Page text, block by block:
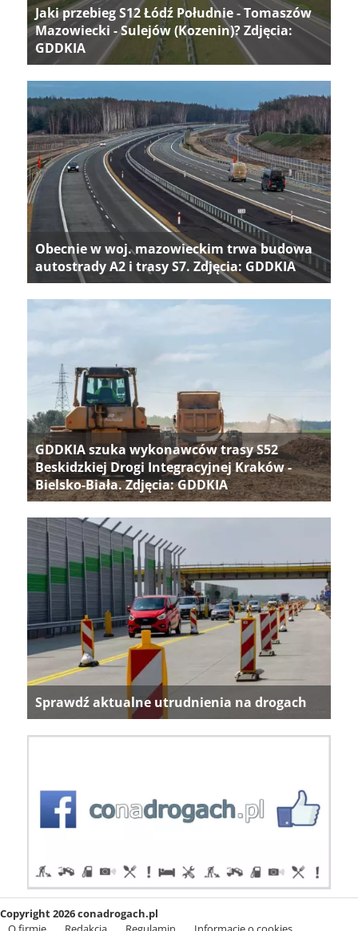
Jaki przebieg S12 Łódź Południe - Tomaszów
Mazowiecki - Sulejów (Kozenin)? Zdjęcia:
GDDKIA
Obecnie w woj. mazowieckim trwa budowa
autostrady A2 i trasy S7. Zdjęcia: GDDKIA
GDDKIA szuka wykonawców trasy S52
Beskidzkiej Drogi Integracyjnej Kraków -
Bielsko-Biała. Zdjęcia: GDDKIA
Sprawdź aktualne utrudnienia na drogach
Copyright 2026 conadrogach.pl